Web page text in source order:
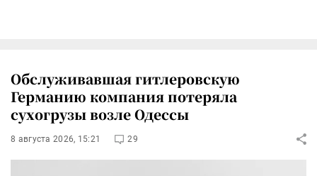
Обслуживавшая гитлеровскую
Германию компания потеряла
сухогрузы возле Одессы
8 августа 2026, 15:21 29